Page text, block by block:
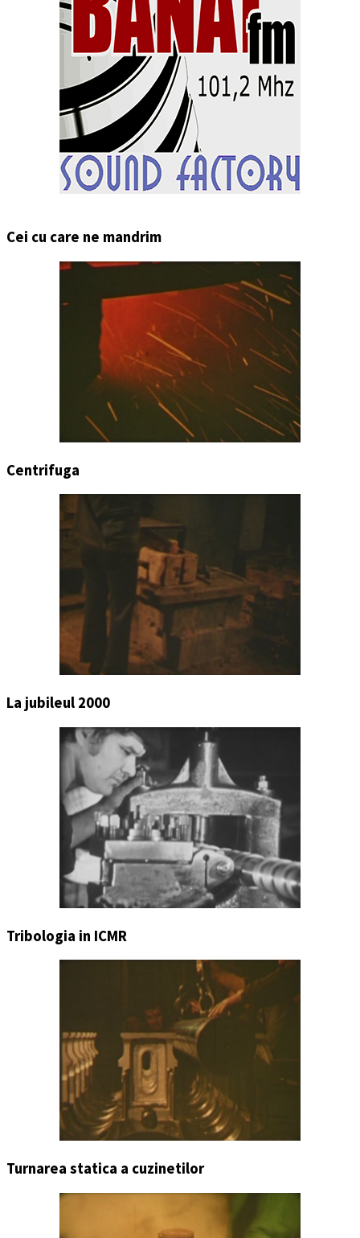
Cei cu care ne mandrim
Centrifuga
La jubileul 2000
Tribologia in ICMR
Turnarea statica a cuzinetilor